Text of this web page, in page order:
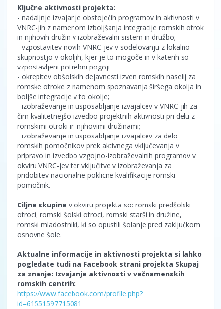
Ključne aktivnosti projekta:
- nadaljnje izvajanje obstoječih programov in aktivnosti v
VNRC-jih z namenom izboljšanja integracije romskih otrok
in njihovih družin v izobraževalni sistem in družbo;
- vzpostavitev novih VNRC-jev v sodelovanju z lokalno
skupnostjo v okoljih, kjer je to mogoče in v katerih so
vzpostavljeni potrebni pogoji;
- okrepitev obšolskih dejavnosti izven romskih naselij za
romske otroke z namenom spoznavanja širšega okolja in
boljše integracije v to okolje;
- izobraževanje in usposabljanje izvajalcev v VNRC-jih za
čim kvalitetnejšo izvedbo projektnih aktivnosti pri delu z
romskimi otroki in njihovimi družinami;
- izobraževanje in usposabljanje izvajalcev za delo
romskih pomočnikov prek aktivnega vključevanja v
pripravo in izvedbo vzgojno-izobraževalnih programov v
okviru VNRC-jev ter vključitve v izobraževanja za
pridobitev nacionalne poklicne kvalifikacije romski
pomočnik.
Ciljne skupine v okviru projekta so: romski predšolski
otroci, romski šolski otroci, romski starši in družine,
romski mladostniki, ki so opustili šolanje pred zaključkom
osnovne šole.
Aktualne informacije in aktivnosti projekta si lahko
pogledate tudi na Facebook strani projekta Skupaj
za znanje: Izvajanje aktivnosti v večnamenskih
romskih centrih:
https://www.facebook.com/profile.php?
id=61551597715081